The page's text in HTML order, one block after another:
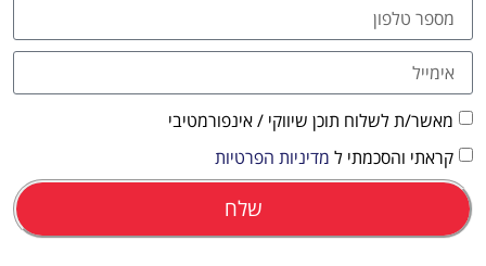
מאשר/ת לשלוח תוכן שיווקי / אינפורמטיבי
קראתי והסכמתי ל מדיניות הפרטיות
שלח